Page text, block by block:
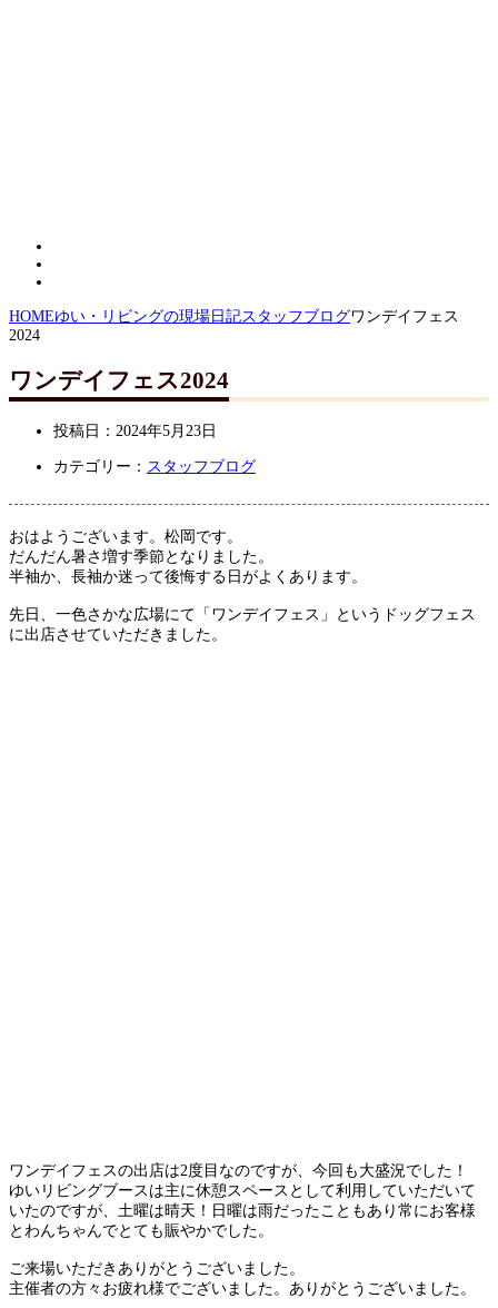
HOMEゆい・リビングの現場日記スタッフブログワンデイフェス
2024
ワンデイフェス2024
投稿日： 2024年5月23日
カテゴリー： スタッフブログ
おはようございます。松岡です。
だんだん暑さ増す季節となりました。
半袖か、長袖か迷って後悔する日がよくあります。
先日、一色さかな広場にて「ワンデイフェス」というドッグフェス
に出店させていただきました。
ワンデイフェスの出店は2度目なのですが、今回も大盛況でした！
ゆいリビングブースは主に休憩スペースとして利用していただいて
いたのですが、土曜は晴天！日曜は雨だったこともあり常にお客様
とわんちゃんでとても賑やかでした。
ご来場いただきありがとうございました。
主催者の方々お疲れ様でございました。ありがとうございました。